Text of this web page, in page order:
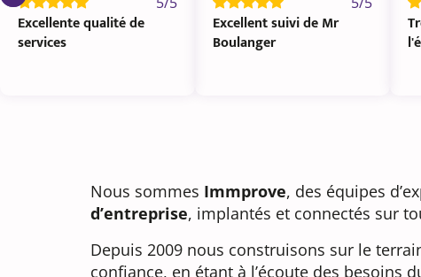
Excellente qualité de
services
Excellent suivi de Mr
Boulanger
Nous sommes Immprove, des équipes
d’entreprise, implantés et connectés sur
Depuis 2009 nous construisons sur le
confiance, en étant à l’écoute des besoins